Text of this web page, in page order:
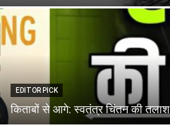
EDITOR PICK
किताबों से आगे: स्वतंत्र चिंतन की तलाश